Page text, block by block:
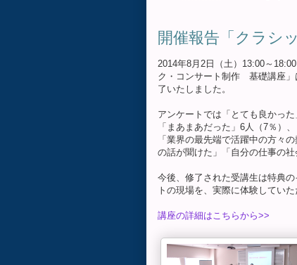
開催報告「クラシ
2014年8月2日（土）13:00～
ク・コンサート制作 基礎講座」
了いたしました。
アンケートでは「とても良かっ
「まあまあだった」6人（7％）
「業界の最先端で活躍中の方々
の話が聞けた」「自分の仕事の
今後、修了された受講生は特典
トの現場を、実際に体験していた
講座の詳細はこちらから>>